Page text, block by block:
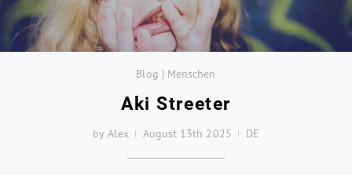
Blog | Menschen
Aki Streeter
by Alex August 13th 2025 DE